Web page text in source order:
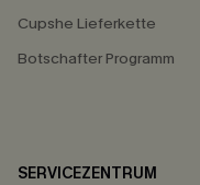
Cupshe Lieferkette
Botschafter Programm
SERVICEZENTRUM